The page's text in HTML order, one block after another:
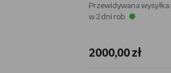
Przewidywana wysyłka:
w 2 dni rob.
2000,00 zł